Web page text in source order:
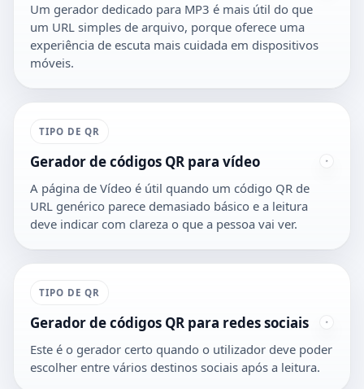
Um gerador dedicado para MP3 é mais útil do que
um URL simples de arquivo, porque oferece uma
experiência de escuta mais cuidada em dispositivos
móveis.
TIPO DE QR
Gerador de códigos QR para vídeo
A página de Vídeo é útil quando um código QR de
URL genérico parece demasiado básico e a leitura
deve indicar com clareza o que a pessoa vai ver.
TIPO DE QR
Gerador de códigos QR para redes sociais
Este é o gerador certo quando o utilizador deve poder
escolher entre vários destinos sociais após a leitura.